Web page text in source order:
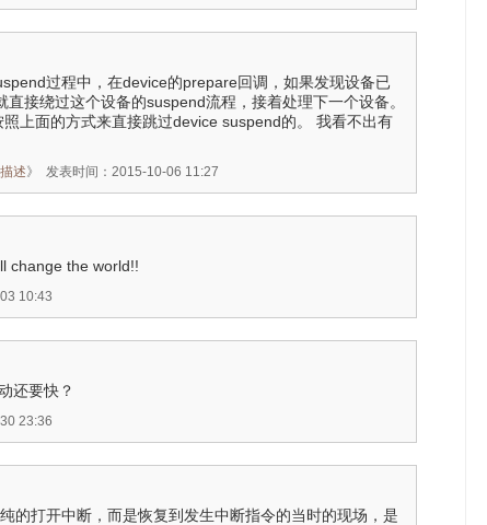
过程中，在device的prepare回调，如果发现设备已
接绕过这个设备的suspend流程，接着处理下一个设备。
上面的方式来直接跳过device suspend的。 我看不出有
述》 发表时间：2015-10-06 11:27
change the world!!
10:43
还要快？
23:36
的打开中断，而是恢复到发生中断指令的当时的现场，是